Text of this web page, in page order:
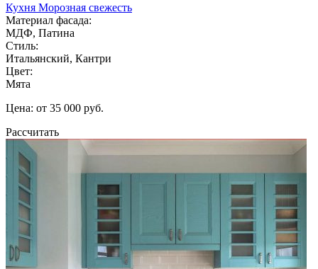
Кухня Морозная свежесть
Материал фасада:
МДФ, Патина
Стиль:
Итальянский, Кантри
Цвет:
Мята
Цена: от 35 000 руб.
Рассчитать